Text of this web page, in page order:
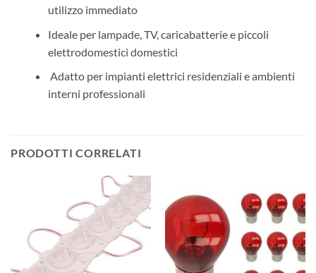
utilizzo immediato
Ideale per lampade, TV, caricabatterie e piccoli
elettrodomestici domestici
‍ Adatto per impianti elettrici residenziali e ambienti
interni professionali
PRODOTTI CORRELATI